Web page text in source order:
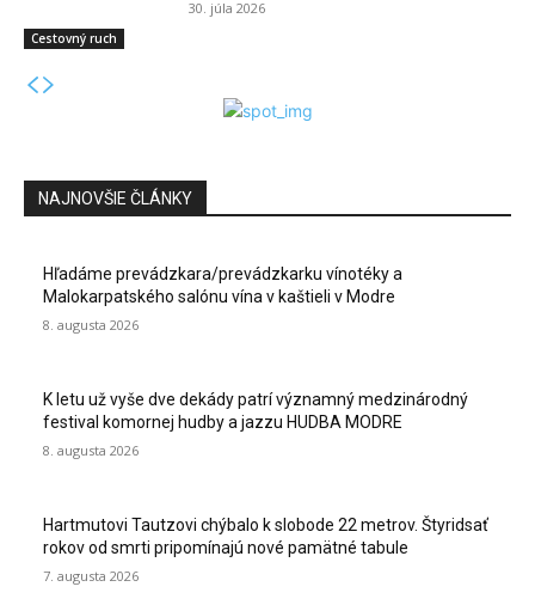
Cestovný ruch
30. júla 2026
NAJNOVŠIE ČLÁNKY
Hľadáme prevádzkara/prevádzkarku vínotéky a
Malokarpatského salónu vína v kaštieli v Modre
8. augusta 2026
K letu už vyše dve dekády patrí významný medzinárodný
festival komornej hudby a jazzu HUDBA MODRE
8. augusta 2026
Hartmutovi Tautzovi chýbalo k slobode 22 metrov. Štyridsať
rokov od smrti pripomínajú nové pamätné tabule
7. augusta 2026